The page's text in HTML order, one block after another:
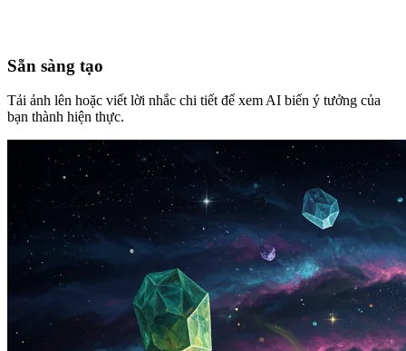
Sẵn sàng tạo
Tải ảnh lên hoặc viết lời nhắc chi tiết để xem AI biến ý tưởng của
bạn thành hiện thực.